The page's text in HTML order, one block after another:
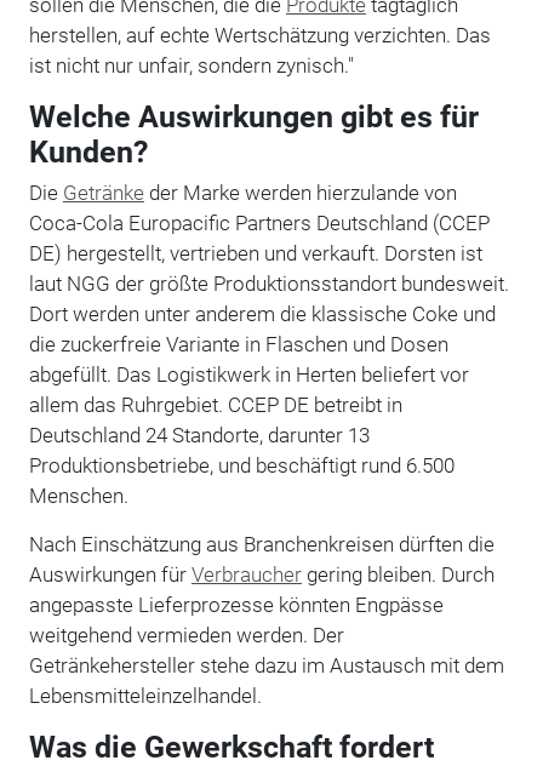
herstellen, auf echte Wertschätzung verzichten. Das
ist nicht nur unfair, sondern zynisch."
Welche Auswirkungen gibt es für
Kunden?
Die Getränke der Marke werden hierzulande von
Coca-Cola Europacific Partners Deutschland (CCEP
DE) hergestellt, vertrieben und verkauft. Dorsten ist
laut NGG der größte Produktionsstandort bundesweit.
Dort werden unter anderem die klassische Coke und
die zuckerfreie Variante in Flaschen und Dosen
abgefüllt. Das Logistikwerk in Herten beliefert vor
allem das Ruhrgebiet. CCEP DE betreibt in
Deutschland 24 Standorte, darunter 13
Produktionsbetriebe, und beschäftigt rund 6.500
Menschen.
Nach Einschätzung aus Branchenkreisen dürften die
Auswirkungen für Verbrauchergering bleiben. Durch
angepasste Lieferprozesse könnten Engpässe
weitgehend vermieden werden. Der
Getränkehersteller stehe dazu im Austausch mit dem
Lebensmitteleinzelhandel.
Was die Gewerkschaft fordert